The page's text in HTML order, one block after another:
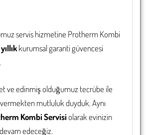
servis hizmetine ProthermKombi
yıllıkkurumsal garanti güvencesi
ve edinmiş olduğumuz tecrübe ile
mutluluk duyduk. Aynı
Kombi Servisiolarak evinizin
edeceğiz.